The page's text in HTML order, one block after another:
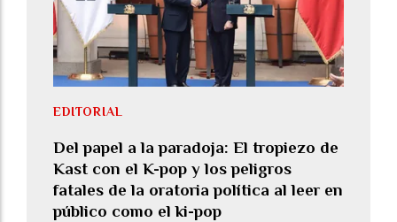
Del papel a la paradoja: El tropiezo de
Kast con el K-pop y los peligros
fatales de la oratoria política al leer en
público como el ki-pop
EDITORIAL